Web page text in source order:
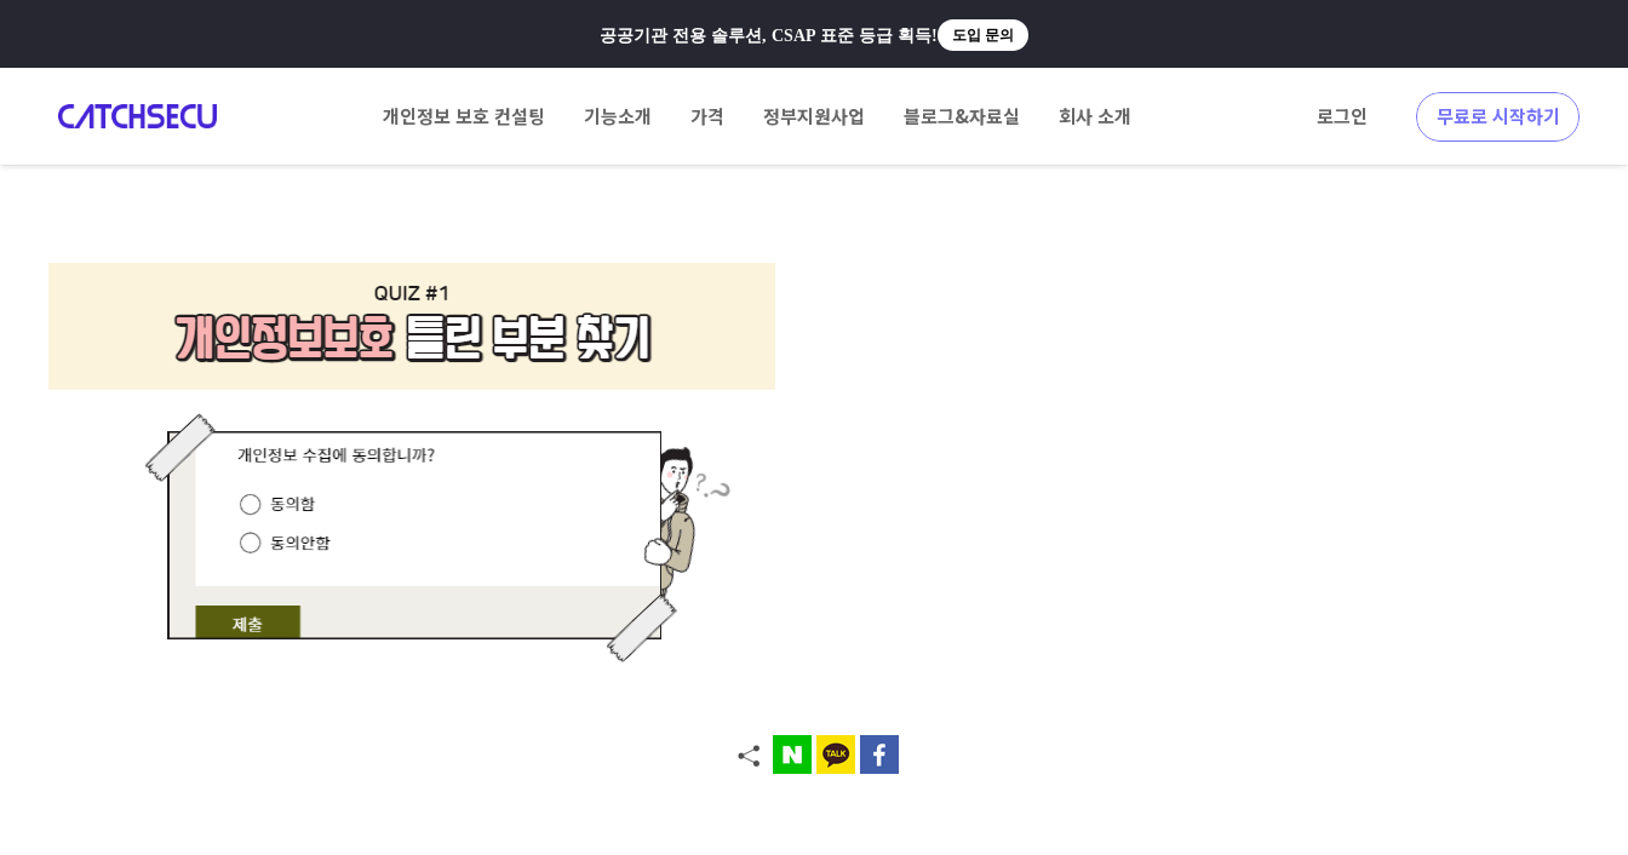
공공기관 전용 솔루션, CSAP 표준 등급 획득! 도입 문의
개인정보 보호 컨설팅 기능소개 가격 정부지원사업 블로그&자료실 회사 소개 로그인 무료로 시작하기